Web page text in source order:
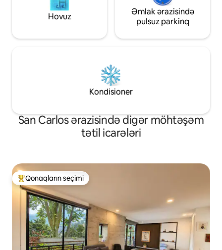
Hovuz
Əmlak ərazisində
pulsuz parkinq
Kondisioner
San Carlos ərazisində digər möhtəşəm
tətil icarələri
Populyar "Qonaqların seçimi"
Qonaqların seçimi